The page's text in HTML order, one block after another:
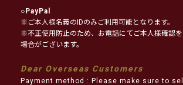
○PayPal
※ご本人様名義のIDのみご利用可能となります。
※不正使用防止のため、お電話にてご本人様確認を
場合がございます。
Dear Overseas Customers
Payment method : Please make sure to